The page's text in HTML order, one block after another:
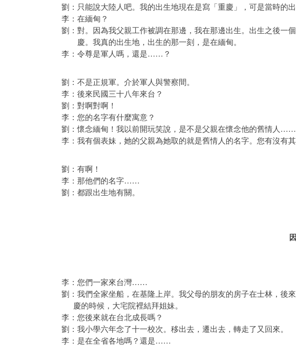
劉：只能說大陸人吧。我的出生地現在是寫「重慶」，可是當時的出
李：在緬甸？
劉：對。因為我父親工作被調在那邊，我在那邊出生。出生之後一
慶。我真的出生地，出生的那一刻，是在緬甸。
李：令尊是軍人嗎，還是……？
劉：不是正規軍。介於軍人與警察間。
李：後來民國三十八年來台？
劉：對啊對啊！
李：您的名字有什麼寓意？
劉：懷念緬甸！我以前開玩笑說，是不是父親在懷念他的舊情人……
李：我有個表妹，她的父親為她取的就是舊情人的名字。您有沒有
劉：有啊！
李：那他們的名字……
劉：都跟出生地有關。
李：您們一家來台灣……
劉：我們全家坐船，在基隆上岸。我父母的朋友的房子在士林，後
慶的時候，大宅院裡結拜姐妹。
李：您後來就在台北成長嗎？
劉：我小學六年念了十一校次。移出去，遷出去，轉走了又回來。
李：是在全省各地嗎？還是……